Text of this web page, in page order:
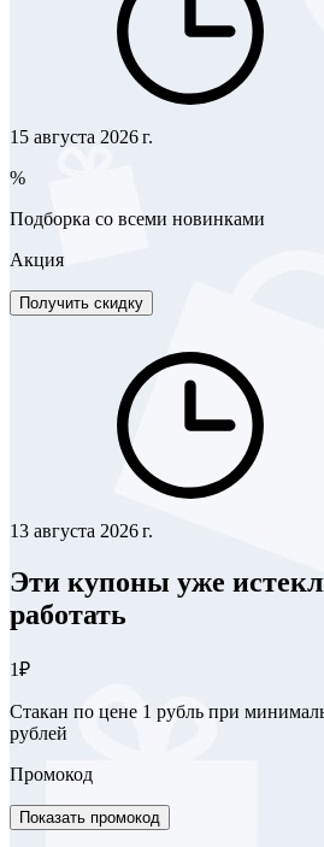
15 августа 2026 г.
%
Подборка со всеми новинками
Акция
Получить скидку
13 августа 2026 г.
Эти купоны уже
работать
1₽
Стакан по цене 1 рубль при
рублей
Промокод
Показать промокод